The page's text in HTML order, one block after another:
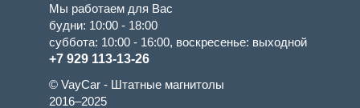
Мы работаем для Вас
будни: 10:00 - 18:00
суббота: 10:00 - 16:00, воскресенье: выходной
+7 929 113-13-26
© VayCar - Штатные магнитолы
2016–2025